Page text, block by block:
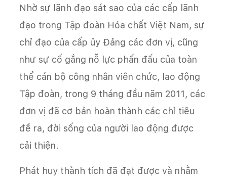
Nhờ sự lãnh đạo sát sao của các cấp lãnh
đạo trong Tập đoàn Hóa chất Việt Nam, sự
chỉ đạo của cấp ủy Đảng các đơn vị, cũng
như sự cố gắng nỗ lực phấn đấu của toàn
thể cán bộ công nhân viên chức, lao động
Tập đoàn, trong 9 tháng đầu năm 2011, các
đơn vị đã cơ bản hoàn thành các chỉ tiêu
đề ra, đời sống của người lao động được
cải thiện.
Phát huy thành tích đã đạt được và nhằm